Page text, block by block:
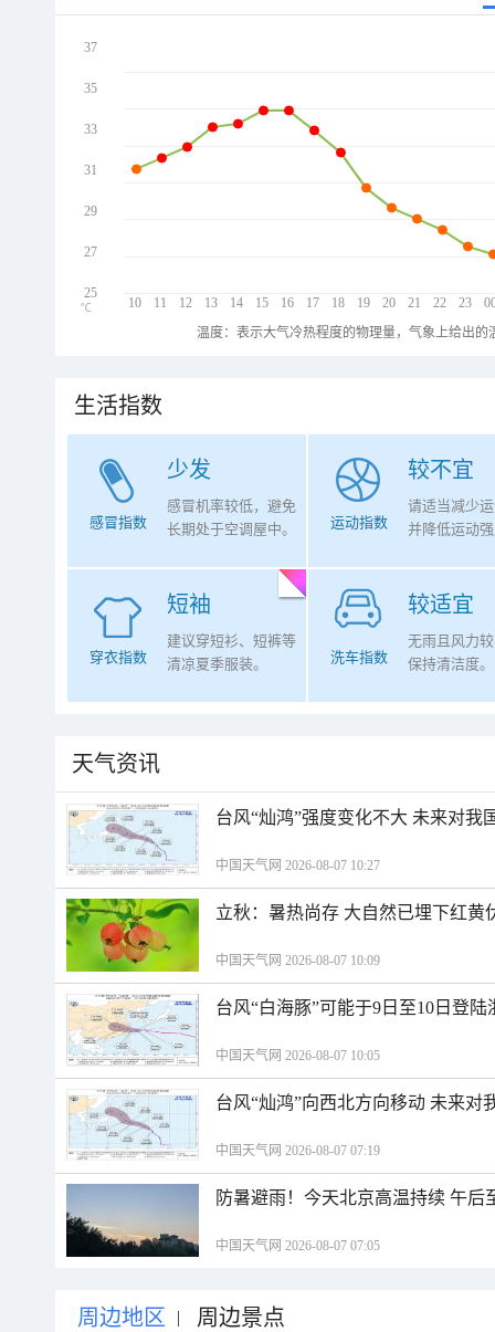
10 11 12 13 14 15 16 17 18 19 20 21 22 23
37
35
33
31
29
27
25
℃
温度：表示大气冷热程度的物理量，气象上给出
生活指数
少发
感冒指数
感冒机率较低，避免
长期处于空调屋中。
较不宜
运动指数
请适当减少
并降低运动
短袖
穿衣指数
建议穿短衫、短裤等
清凉夏季服装。
较适宜
洗车指数
无雨且风力
保持清洁度。
天气资讯
台风“灿鸿”强度变化不大 未来对我
中国天气网 2026-08-07 10:27
立秋：暑热尚存 大自然已埋下红黄
中国天气网 2026-08-07 10:09
台风“白海豚”可能于9日至10日登陆
中国天气网 2026-08-07 10:05
台风“灿鸿”向西北方向移动 未来对
中国天气网 2026-08-07 07:19
防暑避雨！今天北京高温持续 午
中国天气网 2026-08-07 07:05
周边地区 | 周边景点